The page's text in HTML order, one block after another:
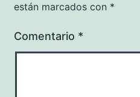
están marcados con *
Comentario *